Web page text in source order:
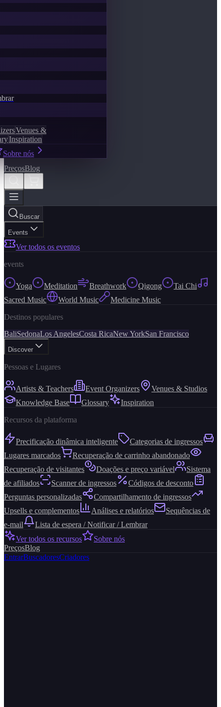
Venues &
Inspiration
Sobre nós
PreçosBlog
Buscar
Events
Ver todos os eventos
events
Yoga Meditation Breathwork Qigong
Tai Chi
Sacred Music
World Music Medicine Music
Destinos populares
BaliSedonaLos AngelesCosta RicaNew YorkSan Francisco
Discover
Pessoas e Lugares
Artists & Teachers Event Organizers
Venues & Studios
Knowledge Base
Glossary Inspiration
Recursos da plataforma
Precificação dinâmica inteligente
Categorias de ingressos
Lugares marcados
Recuperação de carrinho abandonado
Recuperação de visitantes
Doações e preço variável
Sistema
de afiliados
Scanner de ingressos
Códigos de desconto
Perguntas personalizadas
Compartilhamento de ingressos
Upsells e complementos
Análises e relatórios
Sequências de
e-mail
Lista de espera / Notificar / Lembrar
Ver todos os recursos
Sobre nós
PreçosBlog
EntrarBuscadoresCriadores